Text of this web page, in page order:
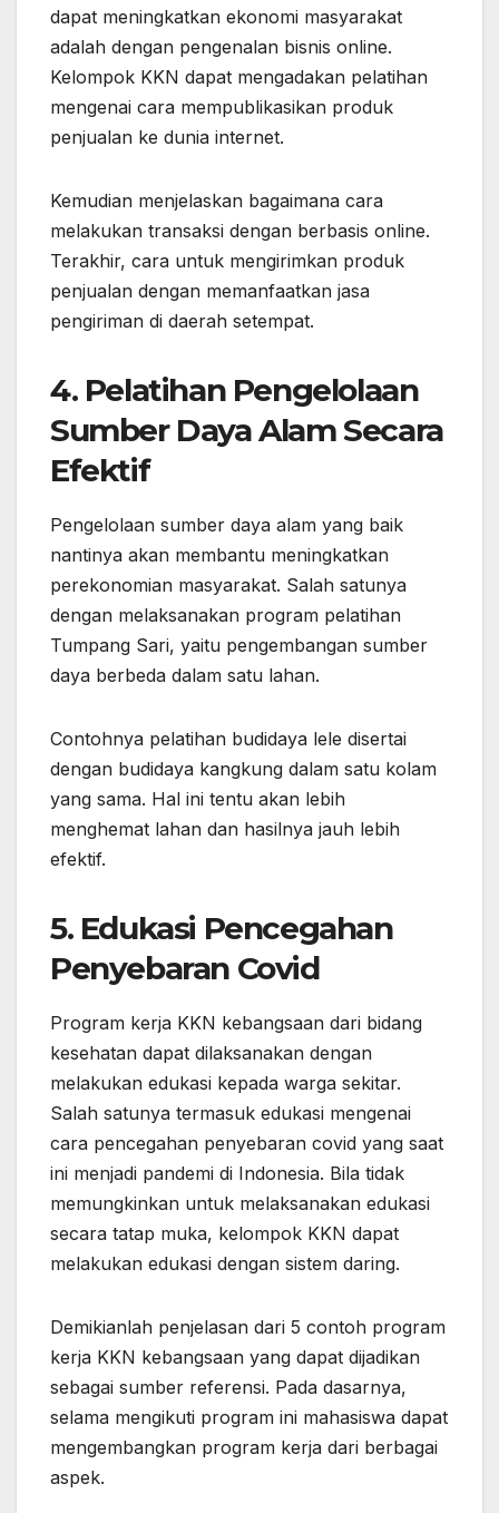
dapat meningkatkan ekonomi masyarakat
adalah dengan pengenalan bisnis online.
Kelompok KKN dapat mengadakan pelatihan
mengenai cara mempublikasikan produk
penjualan ke dunia internet.
Kemudian menjelaskan bagaimana cara
melakukan transaksi dengan berbasis online.
Terakhir, cara untuk mengirimkan produk
penjualan dengan memanfaatkan jasa
pengiriman di daerah setempat.
4. Pelatihan Pengelolaan
Sumber Daya Alam Secara
Efektif
Pengelolaan sumber daya alam yang baik
nantinya akan membantu meningkatkan
perekonomian masyarakat. Salah satunya
dengan melaksanakan program pelatihan
Tumpang Sari, yaitu pengembangan sumber
daya berbeda dalam satu lahan.
Contohnya pelatihan budidaya lele disertai
dengan budidaya kangkung dalam satu kolam
yang sama. Hal ini tentu akan lebih
menghemat lahan dan hasilnya jauh lebih
efektif.
5. Edukasi Pencegahan
Penyebaran Covid
Program kerja KKN kebangsaan dari bidang
kesehatan dapat dilaksanakan dengan
melakukan edukasi kepada warga sekitar.
Salah satunya termasuk edukasi mengenai
cara pencegahan penyebaran covid yang saat
ini menjadi pandemi di Indonesia. Bila tidak
memungkinkan untuk melaksanakan edukasi
secara tatap muka, kelompok KKN dapat
melakukan edukasi dengan sistem daring.
Demikianlah penjelasan dari 5 contoh program
kerja KKN kebangsaan yang dapat dijadikan
sebagai sumber referensi. Pada dasarnya,
selama mengikuti program ini mahasiswa dapat
mengembangkan program kerja dari berbagai
aspek.